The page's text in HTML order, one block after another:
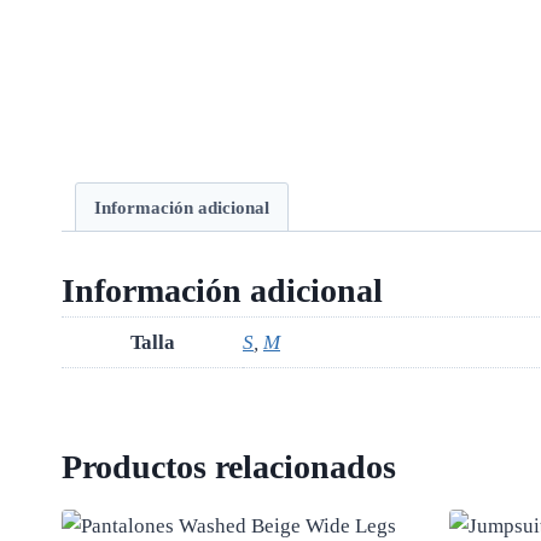
Información adicional
Información adicional
Talla S M
Productos relacionados